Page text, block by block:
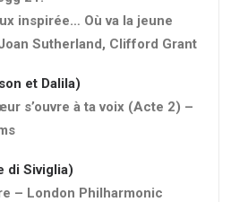
inspirée… Où va la jeune
Sutherland, Clifford Grant
et Dalila)
s’ouvre à ta voix (Acte 2) –
di Siviglia)
– London Philharmonic